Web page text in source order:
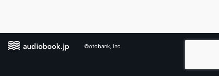
©otobank, Inc.